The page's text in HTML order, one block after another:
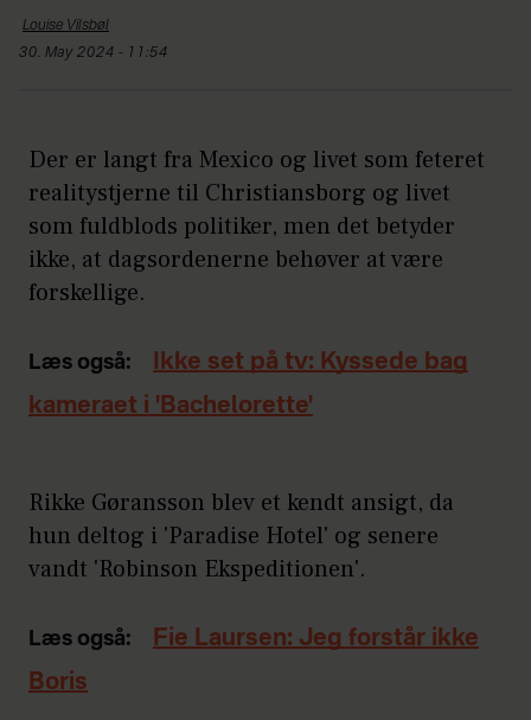
Louise Vilsbøl
30. May 2024 - 11:54
Der er langt fra Mexico og livet som feteret
realitystjerne til Christiansborg og livet
som fuldblods politiker, men det betyder
ikke, at dagsordenerne behøver at være
forskellige.
Læs også:
Ikke set på tv: Kyssede bag
kameraet i 'Bachelorette'
Rikke Gøransson blev et kendt ansigt, da
hun deltog i 'Paradise Hotel' og senere
vandt 'Robinson Ekspeditionen'.
Læs også:
Fie Laursen: Jeg forstår ikke
Boris